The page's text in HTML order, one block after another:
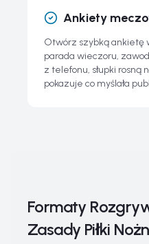
Ankiety
Otwórz szybką ankietę
parada wieczoru,
z telefonu, słupki rosną
pokazuje co myślała
Formaty
Zasady Piłki